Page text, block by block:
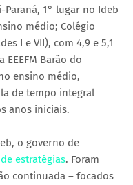
Paraná, 1° lugar no Ideb
médio; Colégio
I e VII), com 4,9 e 5,1
Barão do
ensino médio,
de tempo integral
anos iniciais.
o governo de
estratégias. Foram
continuada – focados